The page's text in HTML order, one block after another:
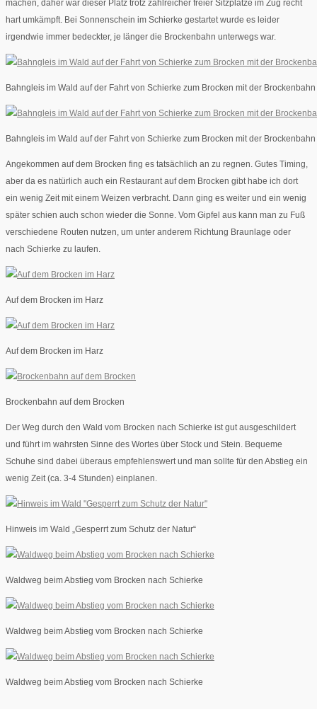
machen, daher war dieser Platz trotz zahlreicher freier Sitzplätze im Zug recht
hart umkämpft. Bei Sonnenschein im Schierke gestartet wurde es leider
irgendwie immer bedeckter, je länger die Brockenbahn unterwegs war.
Bahngleis im Wald auf der Fahrt von Schierke zum Brocken mit der Brockenbahn
Bahngleis im Wald auf der Fahrt von Schierke zum Brocken mit der Brockenbahn
Angekommen auf dem Brocken fing es tatsächlich an zu regnen. Gutes Timing,
aber da es natürlich auch ein Restaurant auf dem Brocken gibt habe ich dort
ein wenig Zeit mit einem Weizen verbracht. Dann ging es weiter und ein wenig
später schien auch schon wieder die Sonne. Vom Gipfel aus kann man zu Fuß
verschiedene Routen nutzen, um unter anderem Richtung Braunlage oder
nach Schierke zu laufen.
Auf dem Brocken im Harz
Auf dem Brocken im Harz
Brockenbahn auf dem Brocken
Der Weg durch den Wald vom Brocken nach Schierke ist gut ausgeschildert
und führt im wahrsten Sinne des Wortes über Stock und Stein. Bequeme
Schuhe sind dabei überaus empfehlenswert und man sollte für den Abstieg ein
wenig Zeit (ca. 3-4 Stunden) einplanen.
Hinweis im Wald „Gesperrt zum Schutz der Natur“
Waldweg beim Abstieg vom Brocken nach Schierke
Waldweg beim Abstieg vom Brocken nach Schierke
Waldweg beim Abstieg vom Brocken nach Schierke